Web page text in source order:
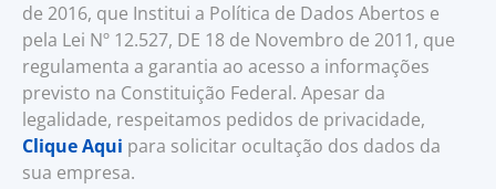
de 2016, que Institui a Política de Dados Abertos e
pela Lei Nº 12.527, DE 18 de Novembro de 2011, que
regulamenta a garantia ao acesso a informações
previsto na Constituição Federal. Apesar da
legalidade, respeitamos pedidos de privacidade,
Clique Aqui para solicitar ocultação dos dados da
sua empresa.